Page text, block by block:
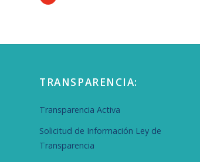
TRANSPARENCIA:
Transparencia Activa
Solicitud de Información Ley de
Transparencia